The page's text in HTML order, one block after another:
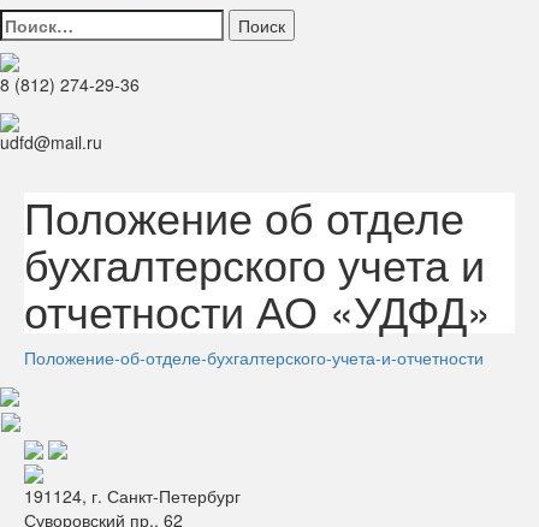
Найти:
8 (812) 274-29-36
udfd@mail.ru
Положение об отделе
бухгалтерского учета и
отчетности АО «УДФД»
Положение-об-отделе-бухгалтерского-учета-и-отчетности
191124, г. Санкт-Петербург
Суворовский пр., 62